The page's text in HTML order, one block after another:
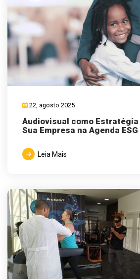
22, agosto 2025
Audiovisual como
Sua Empresa na Agenda ESG
Leia Mais